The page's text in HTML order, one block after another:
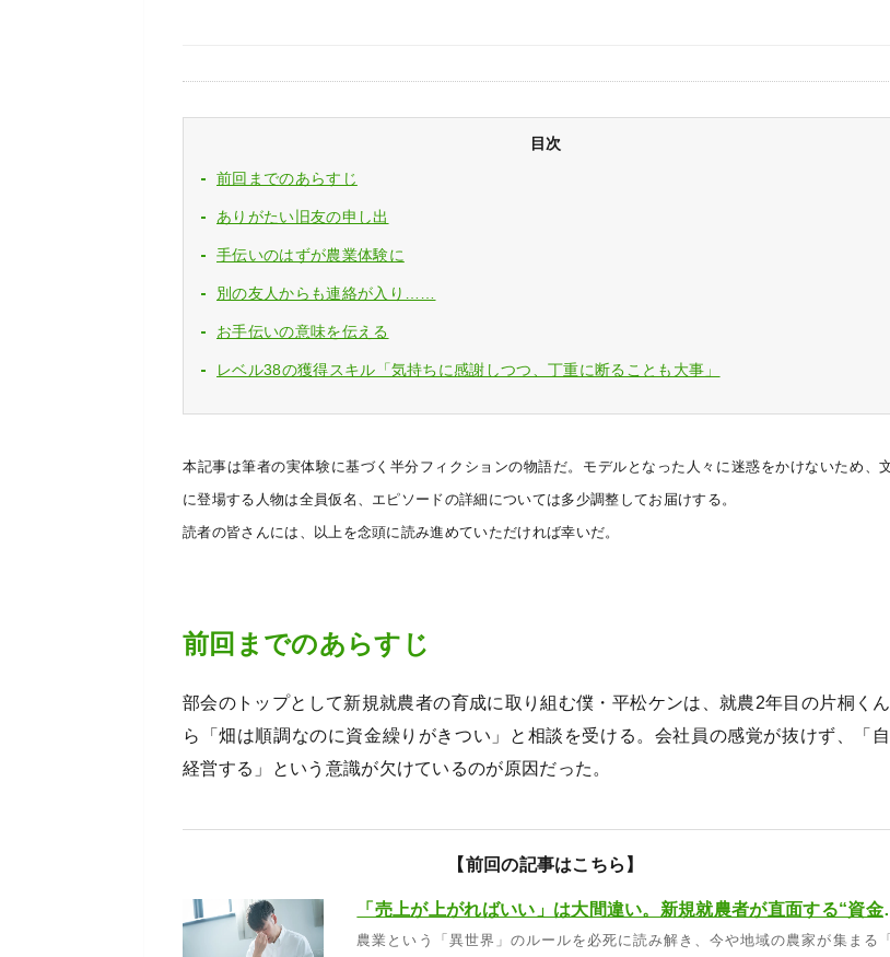
目次
前回までのあらすじ
ありがたい旧友の申し出
手伝いのはずが農業体験に
別の友人からも連絡が入り……
お手伝いの意味を伝える
レベル38の獲得スキル「気持ちに感謝しつつ、丁重に断ることも大事」
本記事は筆者の実体験に基づく半分フィクションの物語だ。モデルとなった人々に迷惑をかけないため、
に登場する人物は全員仮名、エピソードの詳細については多少調整してお届けする。
読者の皆さんには、以上を念頭に読み進めていただければ幸いだ。
前回までのあらすじ
部会のトップとして新規就農者の育成に取り組む僕・平松ケンは、就農2年目の片桐く
ら「畑は順調なのに資金繰りがきつい」と相談を受ける。会社員の感覚が抜けず、「
経営する」という意識が欠けているのが原因だった。
【前回の記事はこちら】
「売上が上がればい
農業という「異世界」のルールを必死に読み解き、今や地域の農家が集まる